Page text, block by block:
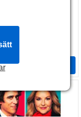
SEK409
Boka